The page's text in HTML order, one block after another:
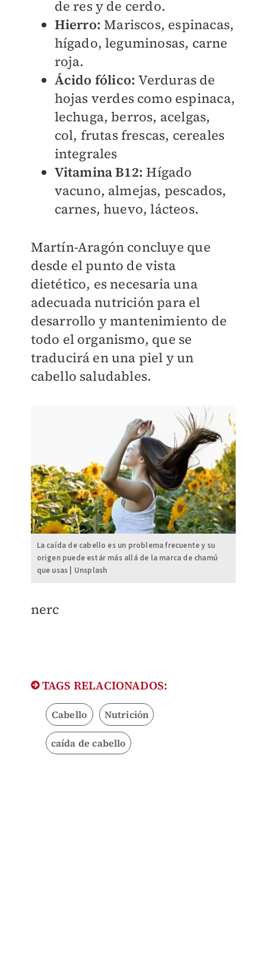
de res y de cerdo.
Hierro:Mariscos, espinacas,
hígado, leguminosas, carne
roja.
Ácido fólico:Verduras de
hojas verdes como espinaca,
lechuga, berros, acelgas,
col, frutas frescas, cereales
integrales
Vitamina B12: Hígado
vacuno, almejas, pescados,
carnes, huevo, lácteos.
Martín-Aragón concluye que
desde el punto de vista
dietético, es necesaria una
adecuada nutrición para el
desarrollo y mantenimiento de
todo el organismo, que se
traducirá en una piel y un
cabello saludables.
La caída de cabello es un problema frecuente y su
origen puede estár más allá de la marca de chamú
que usas | Unsplash
nerc
TAGS RELACIONADOS:
Cabello Nutrición
caída de cabello